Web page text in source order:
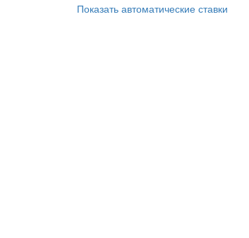
Показать автоматические ставки